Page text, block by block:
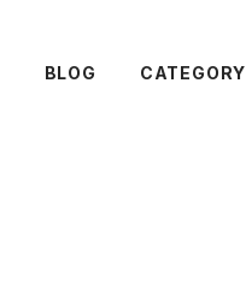
BLOG CATEGORY